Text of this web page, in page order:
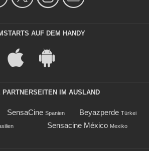
AUF DEM HANDY
PARTNERSEITEN IM AUSLAND
SensaCine Spanien Beyazperde Türkei
Sensacine México Mexiko